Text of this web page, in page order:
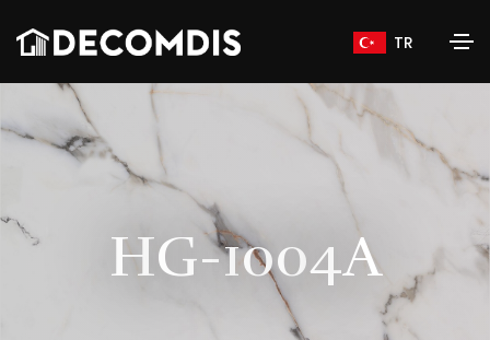
TR
HG-1004A